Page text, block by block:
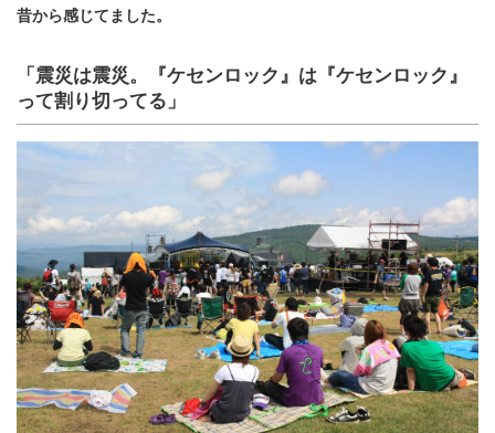
昔から感じてました。
「震災は震災。『ケセンロック』は『ケセンロック』
って割り切ってる」